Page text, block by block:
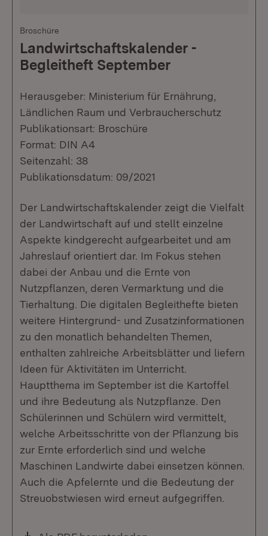
Broschüre
Landwirtschaftskalender -
Begleitheft September
Herausgeber: Ministerium für Ernährung,
Ländlichen Raum und Verbraucherschutz
Publikationsart: Broschüre
Format: DIN A4
Seitenzahl: 38
Publikationsdatum: 09/2021
Der Landwirtschaftskalender zeigt die Vielfalt
der Landwirtschaft auf und stellt einzelne
Aspekte kindgerecht aufgearbeitet und am
Jahreslauf orientiert dar. Im Fokus stehen
dabei der Anbau und die Ernte von
Nutzpflanzen, deren Vermarktung und die
Tierhaltung. Die digitalen Begleithefte bieten
weitere Hintergrund- und Zusatzinformationen
zu den monatlich behandelten Themen,
enthalten zahlreiche Arbeitsblätter und liefern
Ideen für Aktivitäten im Unterricht.
Hauptthema im September ist die Kartoffel
und ihre Bedeutung als Nutzpflanze. Den
Schülerinnen und Schülern wird vermittelt,
welche Arbeitsschritte von der Pflanzung bis
zur Ernte erforderlich sind und welche
Maschinen Landwirte dabei einsetzen können.
Auch die Apfelernte und die Bedeutung der
Streuobstwiesen wird erneut aufgegriffen.